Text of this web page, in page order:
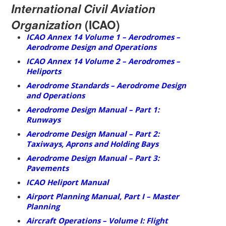
International Civil Aviation
Organization (ICAO)
ICAO Annex 14 Volume 1 – Aerodromes –
Aerodrome Design and Operations
ICAO Annex 14 Volume 2 – Aerodromes –
Heliports
Aerodrome Standards – Aerodrome Design
and Operations
Aerodrome Design Manual – Part 1:
Runways
Aerodrome Design Manual – Part 2:
Taxiways, Aprons and Holding Bays
Aerodrome Design Manual – Part 3:
Pavements
ICAO Heliport Manual
Airport Planning Manual, Part I – Master
Planning
Aircraft Operations – Volume I: Flight